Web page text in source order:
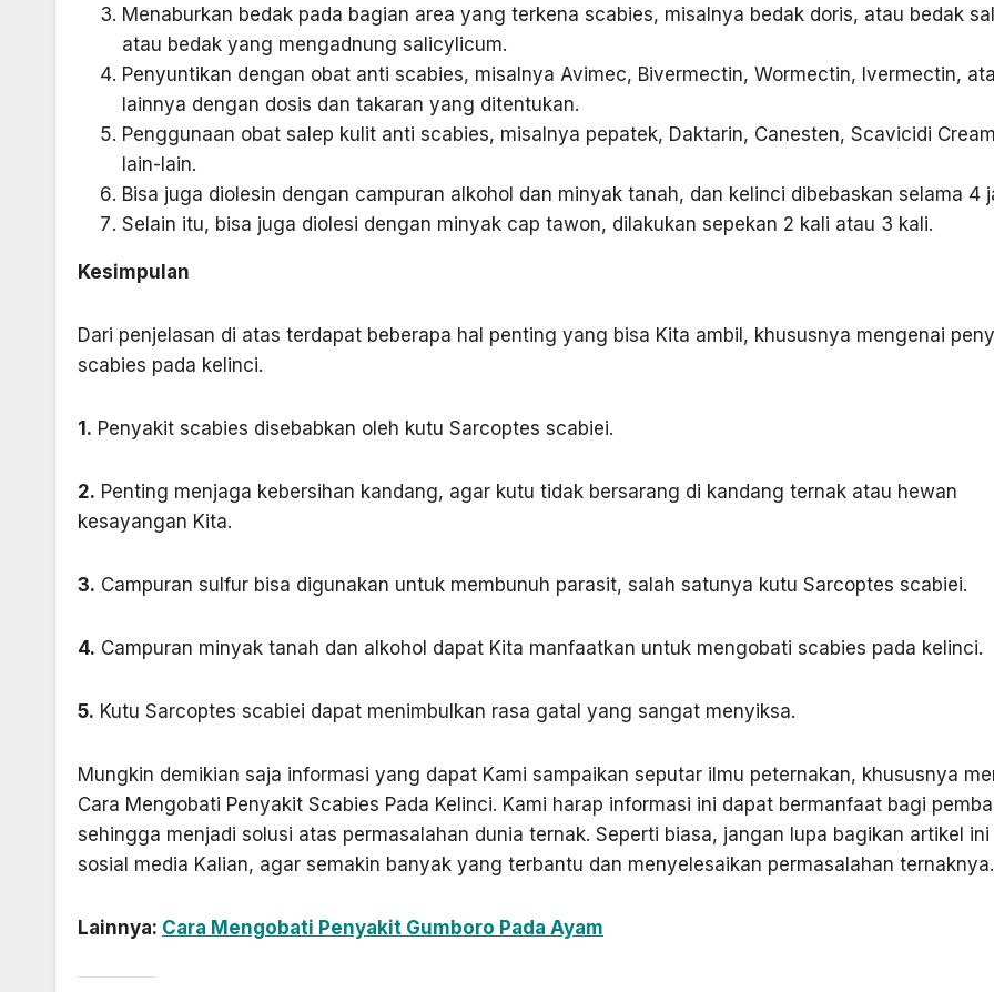
Menaburkan bedak pada bagian area yang terkena scabies, misalnya bedak doris, atau bedak
atau bedak yang mengadnung salicylicum.
Penyuntikan dengan obat anti scabies, misalnya Avimec, Bivermectin, Wormectin, Ivermectin,
lainnya dengan dosis dan takaran yang ditentukan.
Penggunaan obat salep kulit anti scabies, misalnya pepatek, Daktarin, Canesten, Scavicidi
lain-lain.
Bisa juga diolesin dengan campuran alkohol dan minyak tanah, dan kelinci dibebaskan selama 4
Selain itu, bisa juga diolesi dengan minyak cap tawon, dilakukan sepekan 2 kali atau 3 kali.
Kesimpulan
Dari penjelasan di atas terdapat beberapa hal penting yang bisa Kita ambil, khususnya mengenai
scabies pada kelinci.
1. Penyakit scabies disebabkan oleh kutu ­Sarcoptes scabiei.
2. Penting menjaga kebersihan kandang, agar kutu tidak bersarang di kandang ternak atau hewan
kesayangan Kita.
3. Campuran sulfur bisa digunakan untuk membunuh parasit, salah satunya kutu ­Sarcoptes scabiei.
4. Campuran minyak tanah dan alkohol dapat Kita manfaatkan untuk mengobati scabies pada kelinci.
5. Kutu ­Sarcoptes scabiei dapat menimbulkan rasa gatal yang sangat menyiksa.
Mungkin demikian saja informasi yang dapat Kami sampaikan seputar ilmu peternakan, khususnya
Cara Mengobati Penyakit Scabies Pada Kelinci. Kami harap informasi ini dapat bermanfaat bagi
sehingga menjadi solusi atas permasalahan dunia ternak. Seperti biasa, jangan lupa bagikan artikel ini
sosial media Kalian, agar semakin banyak yang terbantu dan menyelesaikan permasalahan ternaknya.
Lainnya: Cara Mengobati Penyakit Gumboro Pada Ayam